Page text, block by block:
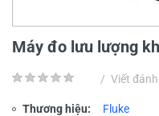
Máy đo lưu lượng
/ Viết
Thương hiệu: Fluke